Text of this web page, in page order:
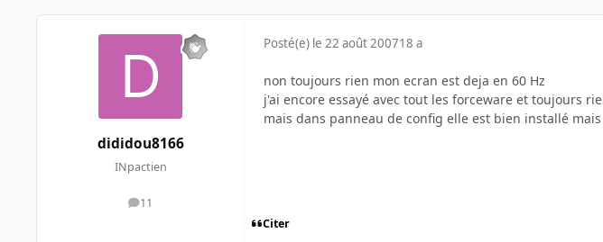
dididou8166
INpactien
11
messages
Posté(e) le 22 août 200718 a
non toujours rien mon ecran est deja en 60 Hz
j'ai encore essayé avec tout les forceware et toujours
mais dans panneau de config elle est bien installé
Citer